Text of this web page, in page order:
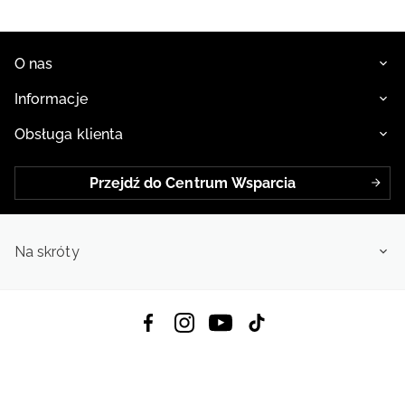
internet. Nareszcie zdejmowanie rękawiczek nie jest konieczne, by
swobodnie obsługiwać urządzenia ekranowe.
O nas
Informacje
Obsługa klienta
Przejdź do Centrum Wsparcia
Na skróty